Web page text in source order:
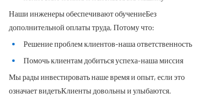
Наши инженеры обеспечивают обучениеБез
дополнительной оплаты труда, Потому что:
Решение проблем клиентов-наша ответственность
Помочь клиентам добиться успеха-наша миссия
Мы рады инвестировать наше время и опыт, если это
означает видетьКлиенты довольны и улыбаются.